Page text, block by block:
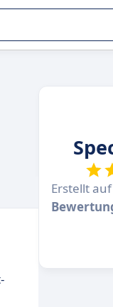
Erstellt